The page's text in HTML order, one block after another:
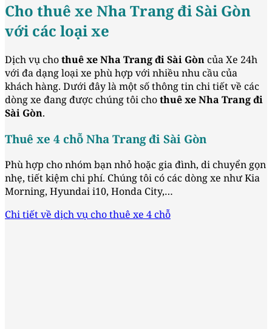
Cho thuê xe Nha Trang đi Sài Gòn
với các loại xe
Dịch vụ chothuê xe Nha Trang đi Sài Gòncủa Xe 24h
với đa dạng loại xe phù hợp với nhiều nhu cầu của
khách hàng. Dưới đây là một số thông tin chi tiết về các
dòng xe đang được chúng tôi chothuê xe Nha Trang đi
Sài Gòn.
Thuê xe 4 chỗ Nha Trang đi Sài Gòn
Phù hợp cho nhóm bạn nhỏ hoặc gia đình, di chuyển gọn
nhẹ, tiết kiệm chi phí. Chúng tôi có các dòng xe như Kia
Morning, Hyundai i10, Honda City,…
Chi tiết về dịch vụ cho thuê xe 4 chỗ